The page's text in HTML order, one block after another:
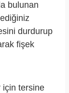
bulunan
durdurup
fişek
için tersine